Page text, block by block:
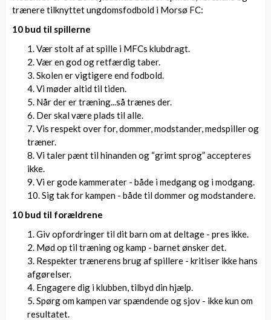
trænere tilknyttet ungdomsfodbold i Morsø FC:
10 bud til spillerne
Vær stolt af at spille i MFCs klubdragt.
Vær en god og retfærdig taber.
Skolen er vigtigere end fodbold.
Vi møder altid til tiden.
Når der er træning...så trænes der.
Der skal være plads til alle.
Vis respekt over for, dommer, modstander, medspiller og
træner.
Vi taler pænt til hinanden og “grimt sprog” accepteres
ikke.
Vi er gode kammerater - både i medgang og i modgang.
Sig tak for kampen - både til dommer og modstandere.
10 bud til forældrene
Giv opfordringer til dit barn om at deltage - pres ikke.
Mød op til træning og kamp - barnet ønsker det.
Respekter trænerens brug af spillere - kritiser ikke hans
afgørelser.
Engagere dig i klubben, tilbyd din hjælp.
Spørg om kampen var spændende og sjov - ikke kun om
resultatet.